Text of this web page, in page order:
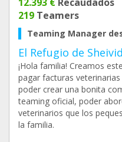
219 Teamers
Teaming Manager
El Refugio de
¡Hola familia! Creamos
pagar facturas
poder crear una bonita
teaming oficial, poder
veterinarios que los
la familia.